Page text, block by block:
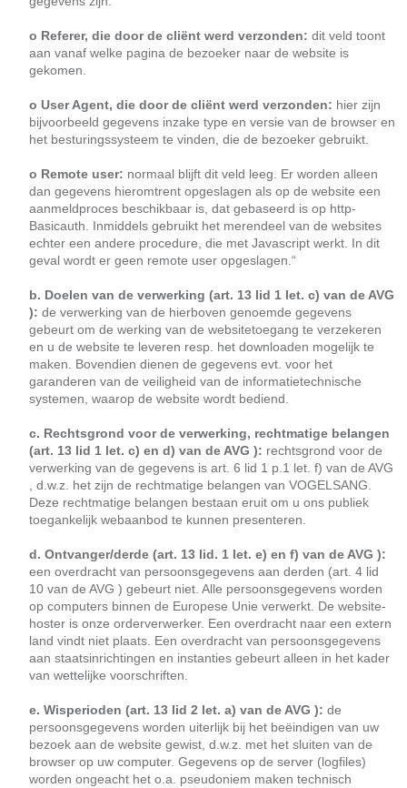
o Referer, die door de cliënt werd verzonden: dit veld toont
aan vanaf welke pagina de bezoeker naar de website is
gekomen.
o User Agent, die door de cliënt werd verzonden: hier zijn
bijvoorbeeld gegevens inzake type en versie van de browser en
het besturingssysteem te vinden, die de bezoeker gebruikt.
o Remote user: normaal blijft dit veld leeg. Er worden alleen
dan gegevens hieromtrent opgeslagen als op de website een
aanmeldproces beschikbaar is, dat gebaseerd is op http-
Basicauth. Inmiddels gebruikt het merendeel van de websites
echter een andere procedure, die met Javascript werkt. In dit
geval wordt er geen remote user opgeslagen.“
b. Doelen van de verwerking (art. 13 lid 1 let. c) van de AVG
): de verwerking van de hierboven genoemde gegevens
gebeurt om de werking van de websitetoegang te verzekeren
en u de website te leveren resp. het downloaden mogelijk te
maken. Bovendien dienen de gegevens evt. voor het
garanderen van de veiligheid van de informatietechnische
systemen, waarop de website wordt bediend.
c. Rechtsgrond voor de verwerking, rechtmatige belangen
(art. 13 lid 1 let. c) en d) van de AVG ): rechtsgrond voor de
verwerking van de gegevens is art. 6 lid 1 p.1 let. f) van de AVG
, d.w.z. het zijn de rechtmatige belangen van VOGELSANG.
Deze rechtmatige belangen bestaan eruit om u ons publiek
toegankelijk webaanbod te kunnen presenteren.
d. Ontvanger/derde (art. 13 lid. 1 let. e) en f) van de AVG ):
een overdracht van persoonsgegevens aan derden (art. 4 lid
10 van de AVG ) gebeurt niet. Alle persoonsgegevens worden
op computers binnen de Europese Unie verwerkt. De website-
hoster is onze orderverwerker. Een overdracht naar een extern
land vindt niet plaats. Een overdracht van persoonsgegevens
aan staatsinrichtingen en instanties gebeurt alleen in het kader
van wettelijke voorschriften.
e. Wisperioden (art. 13 lid 2 let. a) van de AVG ): de
persoonsgegevens worden uiterlijk bij het beëindigen van uw
bezoek aan de website gewist, d.w.z. met het sluiten van de
browser op uw computer. Gegevens op de server (logfiles)
worden ongeacht het o.a. pseudoniem maken technisch